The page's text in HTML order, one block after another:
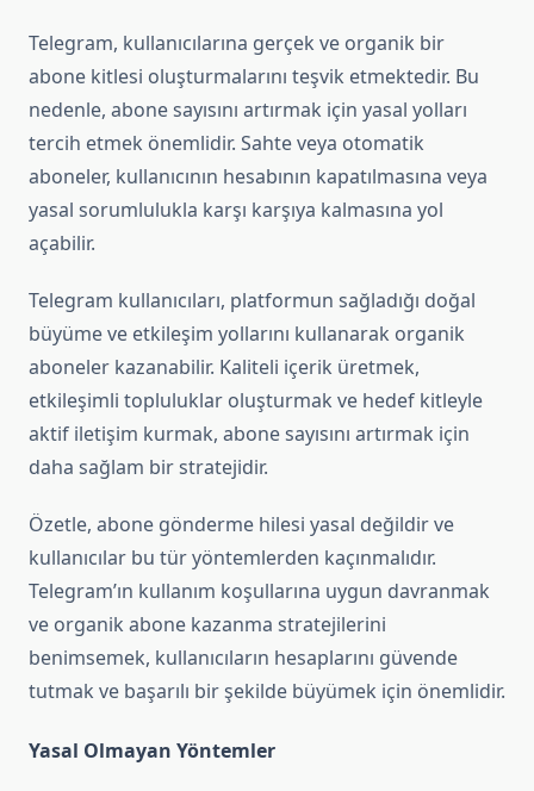
Telegram, kullanıcılarına gerçek ve organik bir
abone kitlesi oluşturmalarını teşvik etmektedir. Bu
nedenle, abone sayısını artırmak için yasal yolları
tercih etmek önemlidir. Sahte veya otomatik
aboneler, kullanıcının hesabının kapatılmasına veya
yasal sorumlulukla karşı karşıya kalmasına yol
açabilir.
Telegram kullanıcıları, platformun sağladığı doğal
büyüme ve etkileşim yollarını kullanarak organik
aboneler kazanabilir. Kaliteli içerik üretmek,
etkileşimli topluluklar oluşturmak ve hedef kitleyle
aktif iletişim kurmak, abone sayısını artırmak için
daha sağlam bir stratejidir.
Özetle, abone gönderme hilesi yasal değildir ve
kullanıcılar bu tür yöntemlerden kaçınmalıdır.
Telegram’ın kullanım koşullarına uygun davranmak
ve organik abone kazanma stratejilerini
benimsemek, kullanıcıların hesaplarını güvende
tutmak ve başarılı bir şekilde büyümek için önemlidir.
Yasal Olmayan Yöntemler